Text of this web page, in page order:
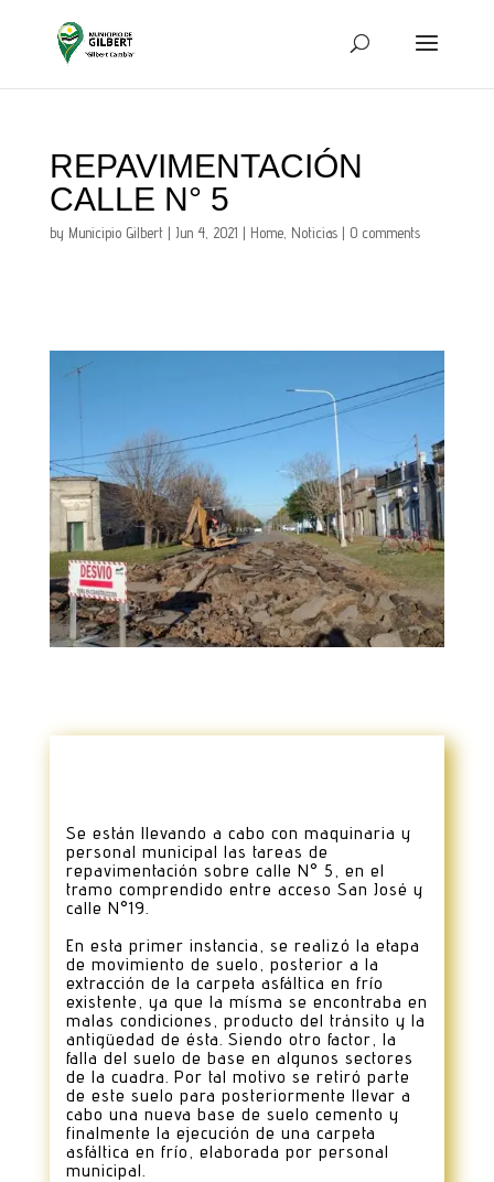
REPAVIMENTACIÓN
CALLE N° 5
by Municipio Gilbert| Jun 4, 2021 | Home, Noticias| 0 comments
Se están llevando a cabo con maquinaria y
personal municipal las tareas de
repavimentación sobre calle N° 5, en el
tramo comprendido entre acceso San José y
calle N°19.
En esta primer instancia, se realizó la etapa
de movimiento de suelo, posterior a la
extracción de la carpeta asfáltica en frío
existente, ya que la mísma se encontraba en
malas condiciones, producto del tránsito y la
antigüedad de ésta. Siendo otro factor, la
falla del suelo de base en algunos sectores
de la cuadra. Por tal motivo se retiró parte
de este suelo para posteriormente llevar a
cabo una nueva base de suelo cemento y
finalmente la ejecución de una carpeta
asfáltica en frío, elaborada por personal
municipal.